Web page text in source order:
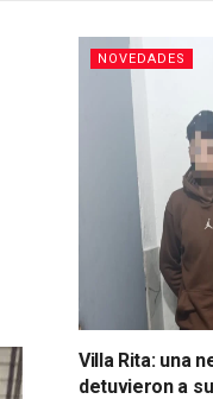
NOVEDADES
Villa Rita: una
detuvieron a